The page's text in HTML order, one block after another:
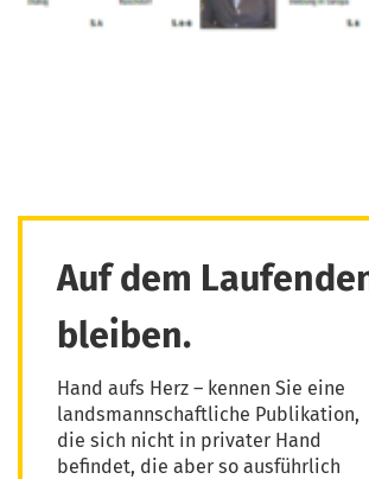
Auf dem
bleiben.
Hand aufs Herz – kennen Sie eine
landsmannschaftliche Publikation,
die sich nicht in privater Hand
befindet, die aber so ausführlich